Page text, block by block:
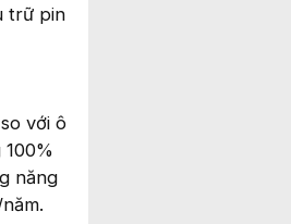
trữ pin
với ô
năng